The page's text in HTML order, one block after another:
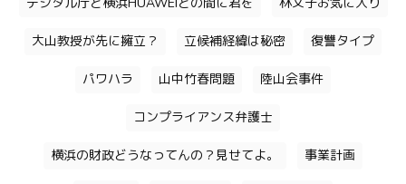
大山教授が先に擁立？ 立候補経緯は秘密 復讐タイプ
パワハラ 山中竹春問題 陸山会事件
コンプライアンス弁護士
横浜の財政どうなってんの？見せてよ。 事業計画